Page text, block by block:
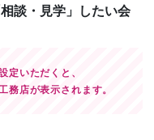
談・見学」したい会
定いただくと、
務店が表示されます。